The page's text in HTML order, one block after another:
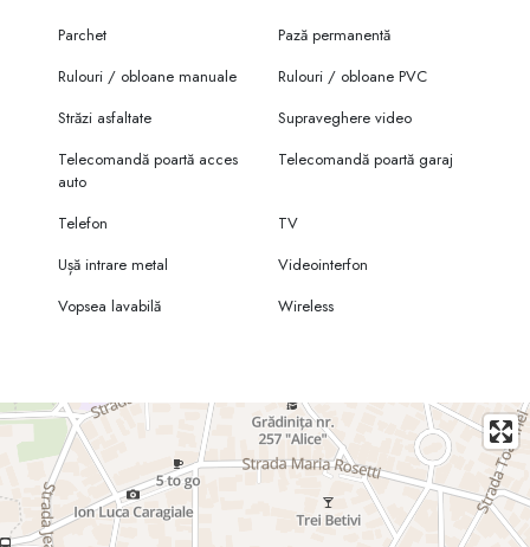
Parchet
Pază permanentă
Rulouri / obloane manuale
Rulouri / obloane PVC
Străzi asfaltate
Supraveghere video
Telecomandă poartă acces
auto
Telecomandă poartă garaj
Telefon
TV
Ușă intrare metal
Videointerfon
Vopsea lavabilă
Wireless